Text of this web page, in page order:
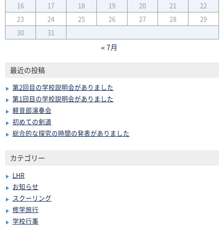
16
17 18 19 20 21
22
23
24 25 26 27 28
29
30
31
« 7月
最近の投稿
第2回目の学校説明会がありました
第1回目の学校説明会がありました
軽音部演奏会
初めての剣道
総合的な探究の時間の発表がありました
カテゴリー
LHR
お知らせ
スクーリング
修学旅行
学校行事